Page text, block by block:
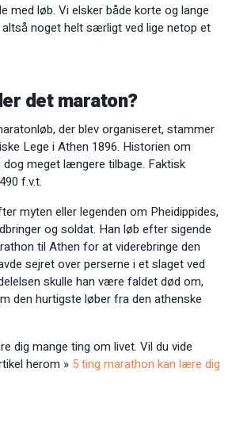
med løb. Vi elsker både korte og lange
noget helt særligt ved lige netop et
det maraton?
der blev organiseret, stammer
Lege i Athen 1896. Historien om
meget længere tilbage. Faktisk
f.v.t.
myten eller legenden om Pheidippides,
og soldat. Han løb efter sigende
til Athen for at viderebringe den
sejret over perserne i et slaget ved
skulle han være faldet død om,
den hurtigste løber fra den athenske
dig mange ting om livet. Vil du vide
herom » 5 ting marathon kan lære dig